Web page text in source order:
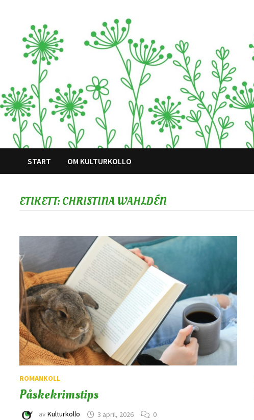
START OM KULTURKOLLO
ETIKETT:CHRISTINA WAHLDÉN
ROMANKOLL
Påskekrimstips
avKulturkollo 3 april, 2026 0